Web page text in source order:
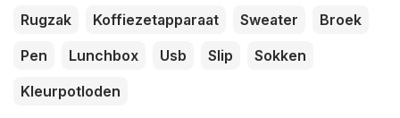
Rugzak
Koffiezetapparaat Sweater
Broek
Pen
Lunchbox Usb Slip
Sokken
Kleurpotloden